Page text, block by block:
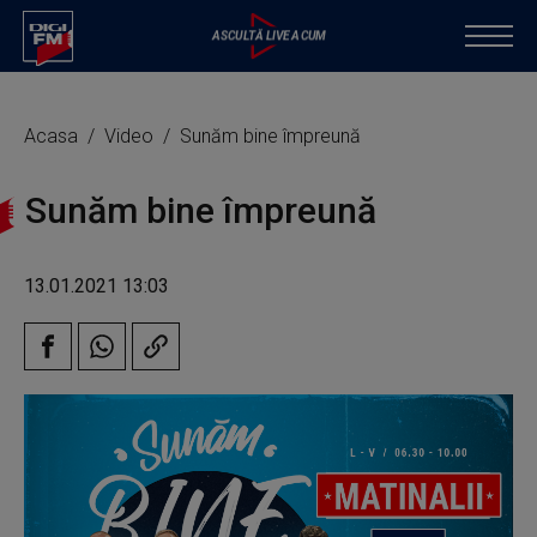
Acasa Video Sunăm bine împreună
Sunăm bine împreună
13.01.2021 13:03